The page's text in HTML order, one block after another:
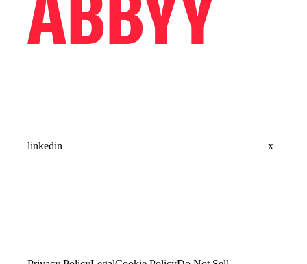
linkedin x